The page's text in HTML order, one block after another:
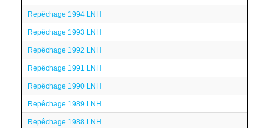
Repêchage 1994 LNH
Repêchage 1993 LNH
Repêchage 1992 LNH
Repêchage 1991 LNH
Repêchage 1990 LNH
Repêchage 1989 LNH
Repêchage 1988 LNH